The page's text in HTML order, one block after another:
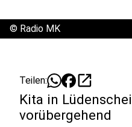
© Radio MK
Teilen: open_in_new
Kita in
vorübergehend